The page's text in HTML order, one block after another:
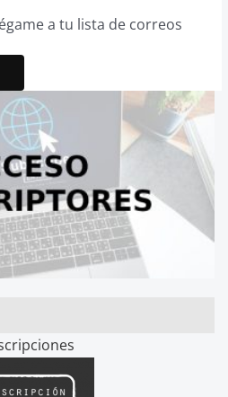
a tu lista de correos